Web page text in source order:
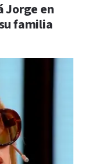
Jorge en
familia